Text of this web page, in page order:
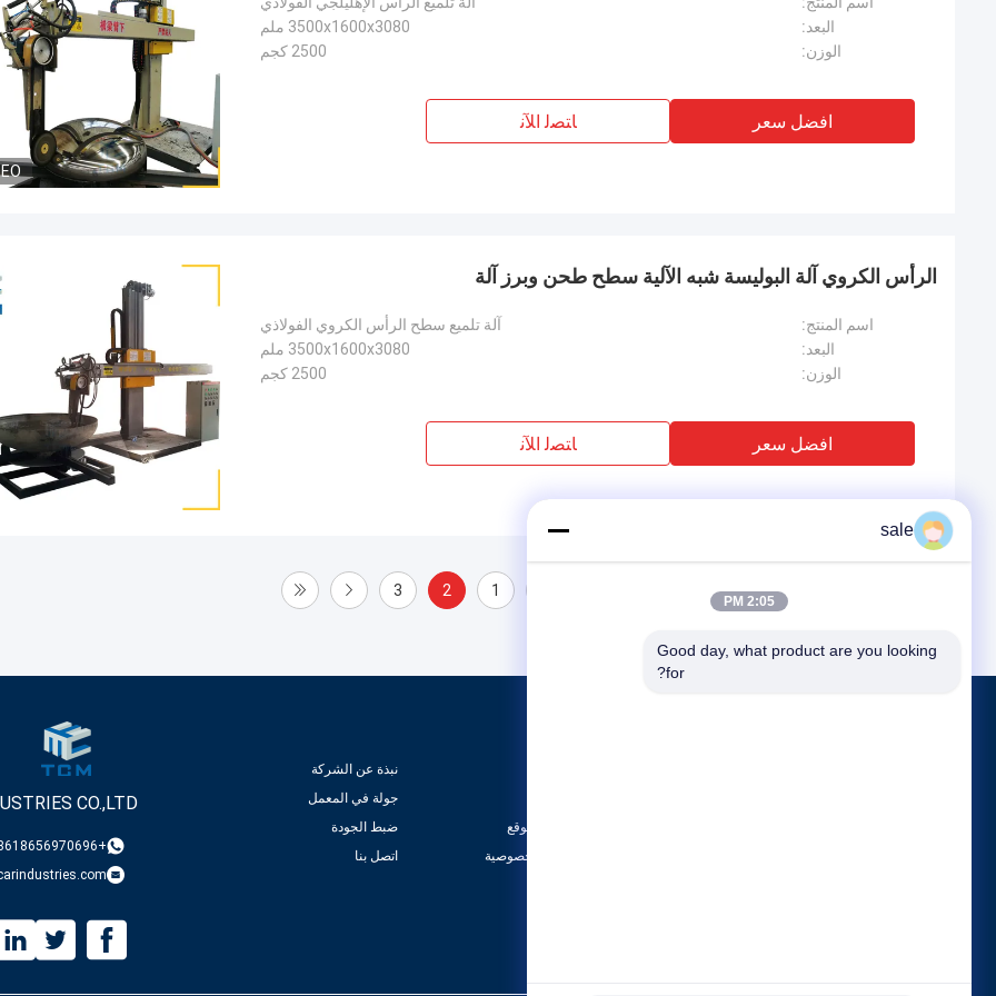
البعد:
3500x1600x3080 ملم
الوزن:
2500 كجم
افضل سعر ﺎﺘﺼﻟ ﺍﻶﻧ
الرأس الكروي آلة البوليسة شبه الآلية سطح طحن وبرز آلة
اسم المنتج:
آلة تلميع سطح الرأس الكروي الفولاذي
البعد:
3500x1600x3080 ملم
الوزن:
2500 كجم
افضل سعر ﺎﺘﺼﻟ ﺍﻶﻧ
1
2
3
CO.,LTD
+8618656970696
نبذة عن الشركة
جولة في المعمل
ضبط الجودة
اتصل بنا
خريطة الموقع
سياسة الخصوصية
sale
2:05 PM
Good day, what product are you looking
for?